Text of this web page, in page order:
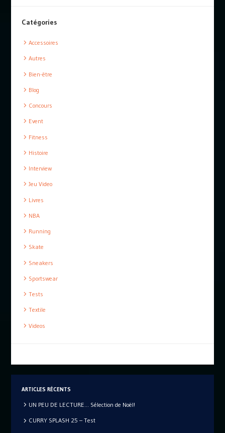
Catégories
Accessoires
Autres
Bien-être
Blog
Concours
Event
Fitness
Histoire
Interview
Jeu Video
Livres
NBA
Running
Skate
Sneakers
Sportswear
Tests
Textile
Videos
ARTICLES RÉCENTS
UN PEU DE LECTURE… Sélection de Noël!
CURRY SPLASH 25 – Test